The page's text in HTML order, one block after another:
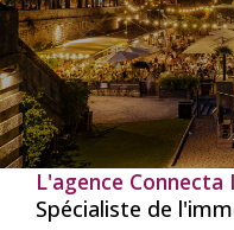
L'agence
Spécialiste de
Effectuer
une
recherche
et
trouver
le
bien
Type
d'offre
Vente
Type
de
bien
Type de
Ville